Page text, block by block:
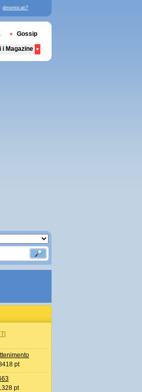
pt
pt
dimenticati?
Gossip
i Magazine